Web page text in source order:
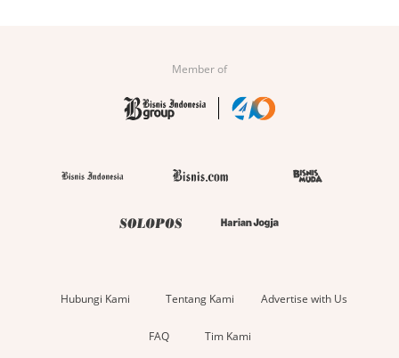
Member of
Hubungi Kami Tentang Kami Advertise with Us
FAQ Tim Kami